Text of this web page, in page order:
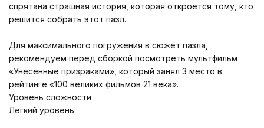
спрятана страшная история, которая откроется тому, кто
решится собрать этот пазл.
Для максимального погружения в сюжет пазла,
рекомендуем перед сборкой посмотреть мультфильм
«Унесенные призраками», который занял 3 место в
рейтинге «100 великих фильмов 21 века».
Уровень сложности
Лёгкий уровень